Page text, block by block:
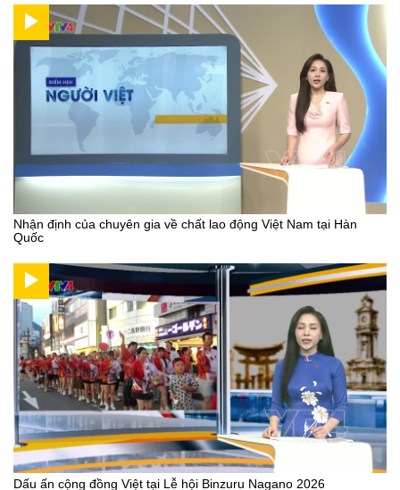
Nhận định của chuyên gia về chất lao động Việt Nam tại Hàn
Quốc
Dấu ấn cộng đồng Việt tại Lễ hội Binzuru Nagano 2026